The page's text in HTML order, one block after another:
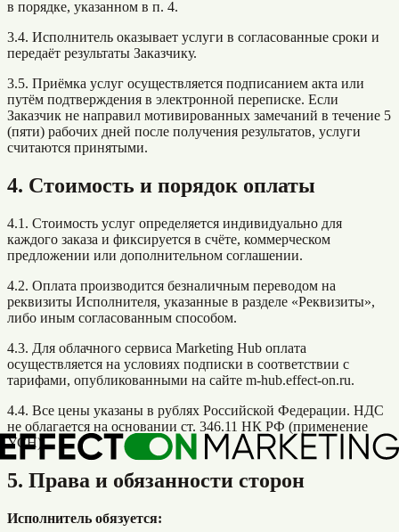
в порядке, указанном в п. 4.
3.4. Исполнитель оказывает услуги в согласованные сроки и
передаёт результаты Заказчику.
3.5. Приёмка услуг осуществляется подписанием акта или
путём подтверждения в электронной переписке. Если
Заказчик не направил мотивированных замечаний в течение 5
(пяти) рабочих дней после получения результатов, услуги
считаются принятыми.
4. Стоимость и порядок оплаты
4.1. Стоимость услуг определяется индивидуально для
каждого заказа и фиксируется в счёте, коммерческом
предложении или дополнительном соглашении.
4.2. Оплата производится безналичным переводом на
реквизиты Исполнителя, указанные в разделе «Реквизиты»,
либо иным согласованным способом.
4.3. Для облачного сервиса Marketing Hub оплата
осуществляется на условиях подписки в соответствии с
тарифами, опубликованными на сайте m-hub.effect-on.ru.
4.4. Все цены указаны в рублях Российской Федерации. НДС
не облагается на основании ст. 346.11 НК РФ (применение
УСН).
5. Права и обязанности сторон
Исполнитель обязуется: